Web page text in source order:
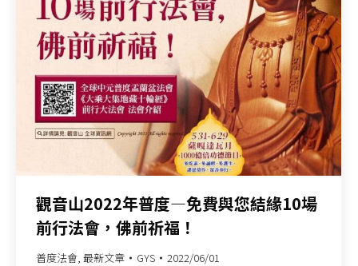
觀音山2022年普度—免費與您結緣10場
前行法會，佛前祈福！
普度法會, 最新文章 GYS 2022/06/01